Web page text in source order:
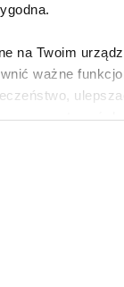
na Twoim
ważne
nam niezbędne
serwisu - są
poprawi Twoje
się na
virtualo.pl oraz
czasie w